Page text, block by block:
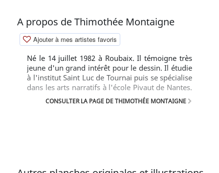
A propos de Thimothée Montaigne
Ajouter à mes artistes favoris
Né le 14 juillet 1982 à Roubaix. Il témoigne très
jeune d'un grand intérêt pour le dessin. Il étudie
à l'institut Saint Luc de Tournai puis se spécialise
dans les arts narratifs à l'école Pivaut de Nantes.
Il est repéré par les éditions Soleil à la fin de son
cursus scolaire. Avant de débuter le Cinquième
CONSULTER LA PAGE DE THIMOTHÉE MONTAIGNE